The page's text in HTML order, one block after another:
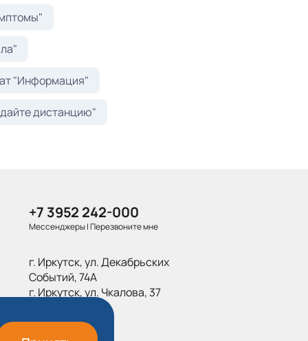
"Информация"
дистанцию"
+7 3952 242-000
Мессенджеры|Перезвоните мне
г. Иркутск, ул. Декабрьских
Событий, 74А
г. Иркутск, ул. Чкалова, 37
da@bpilot.ru